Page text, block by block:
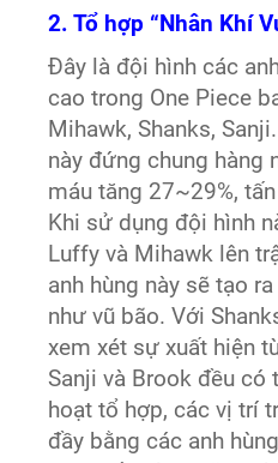
2. Tổ hợp “Nhân Khí
Đây là đội hình các
cao trong One Piece
Mihawk, Shanks,
này đứng chung hàng
máu tăng 27~29%,
Khi sử dụng đội hình
Luffy và Mihawk lên
anh hùng này sẽ tạo
như vũ bão. Với
xem xét sự xuất hiện
Sanji và Brook đều có
hoạt tổ hợp, các vị trí
đầy bằng các anh